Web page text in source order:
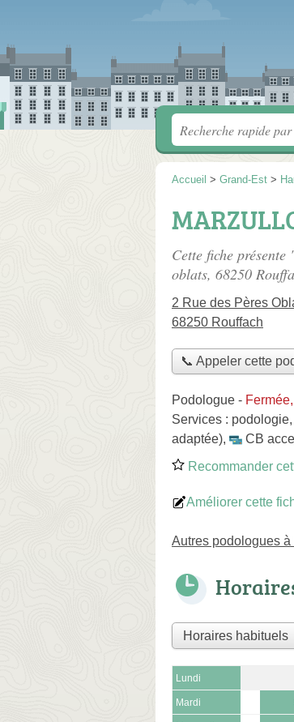
Accueil > Grand-Est >
Cette fiche
oblats, 68250
2 Rue des Pères
68250 Rouffach
📞 Appeler cette
Podologue -
Services : podologie,
adaptée), CB
Recommander
Améliorer cette
Autres podologues à
Lundi
Mardi